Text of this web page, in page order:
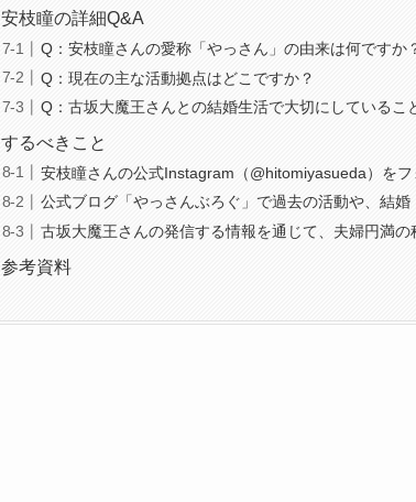
安枝瞳の詳細Q&A
Q：安枝瞳さんの愛称「やっさん」の由来は何ですか
Q：現在の主な活動拠点はどこですか？
Q：古坂大魔王さんとの結婚生活で大切にしているこ
するべきこと
安枝瞳さんの公式Instagram（@hitomiyasueda）をフ
公式ブログ「やっさんぶろぐ」で過去の活動や、結婚
古坂大魔王さんの発信する情報を通じて、夫婦円満の
参考資料